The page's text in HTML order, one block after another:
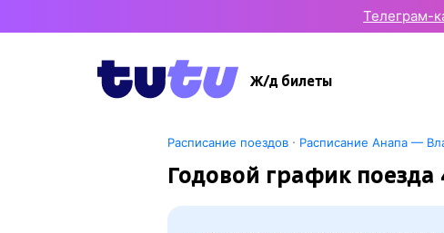
Телеграм-
Ж/д билеты
Расписание поездов· Расписание Анапа —
Годовой график